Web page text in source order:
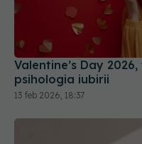
Valentine’s Day
psihologia iubirii
13 feb 2026, 18:37